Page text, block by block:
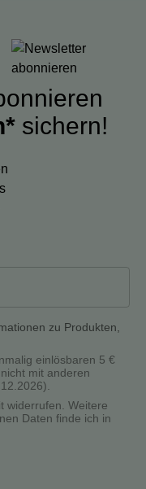
sichern!
zu Produkten,
einlösbaren 5 €
mit anderen
widerrufen. Weitere
Daten finde ich in